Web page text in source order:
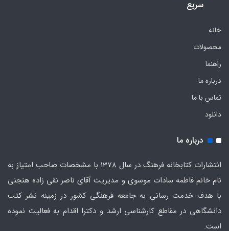
سریع
خانه
محصولات
راهنما
درباره ما
تماس با ما
دانلود
درباره ما
انتشارات کتابخانه فرهنگ در سال 1378 با مشخصات صاحب امتیاز به
نام خانم فاطمه سادات موسوی و مدیریت آقای ناصر نقی زاده هنجنی
با هدف خدمت رسانی به جامعه فرهنگی کشور در زمینه نشر کتب
دانشگاهی در مقاطع کارشناسی ارشد و دکترا اقدام به فعالیت نموده
است.